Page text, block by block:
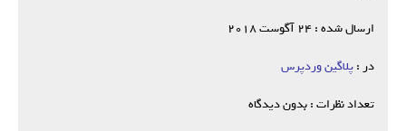
ارسال شده : 24 آگوست 2018
در :پلاگین وردپرس
تعداد نظرات : بدون دیدگاه